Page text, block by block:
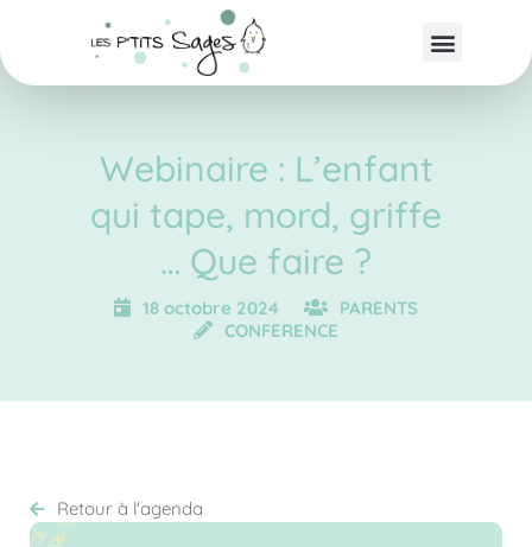
Webinaire : L’enfant
qui tape, mord, griffe
… Que faire ?
18 octobre 2024
PARENTS
CONFERENCE
Retour à l'agenda